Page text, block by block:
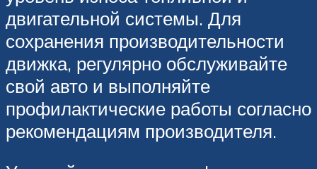
двигательной системы. Для
сохранения производительности
движка, регулярно обслуживайте
свой авто и выполняйте
профилактические работы согласно
рекомендациям производителя.